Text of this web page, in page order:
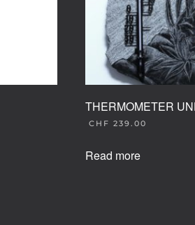
THERMOMETER
CHF 239.00
Read more